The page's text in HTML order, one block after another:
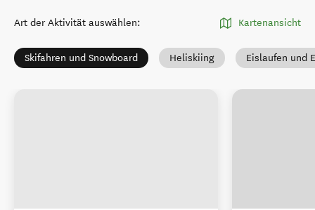
Art der Aktivität auswählen: Kartenansicht
Skifahren und Snowboard Heliskiing Eislaufen und